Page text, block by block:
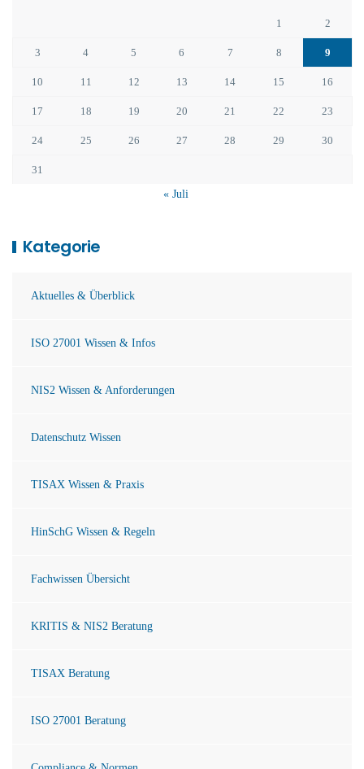
1 2
3 4 5 6 7 8 9
10 11 12 13 14 15 16
17 18 19 20 21 22 23
24 25 26 27 28 29 30
31
« Juli
Kategorie
Aktuelles & Überblick
ISO 27001 Wissen & Infos
NIS2 Wissen & Anforderungen
Datenschutz Wissen
TISAX Wissen & Praxis
HinSchG Wissen & Regeln
Fachwissen Übersicht
KRITIS & NIS2 Beratung
TISAX Beratung
ISO 27001 Beratung